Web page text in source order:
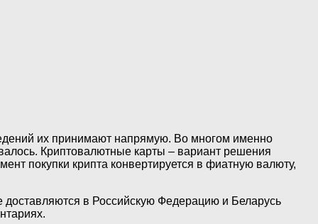
их принимают напрямую. Во многом именно
Криптовалютные карты – вариант решения
покупки крипта конвертируется в фиатную валюту,
доставляются в Российскую Федерацию и Беларусь